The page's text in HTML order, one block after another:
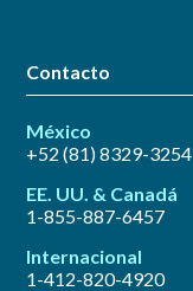
Contacto
México
+52 (81) 8329-3254
EE. UU. & Canadá
1-855-887-6457
Internacional
1-412-820-4920